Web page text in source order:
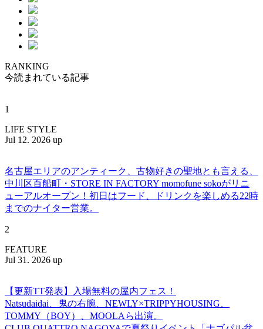
RANKING
今読まれている記事
1
LIFE STYLE
Jul 12. 2026 up
名古屋エリアのアンティーク、古物好きの聖地とも言える、
中川区百船町・STORE IN FACTORY momofune sokoがリニ
ューアルオープン！初日はフード、ドリンクを楽しめる22時
までのナイター営業。
2
FEATURE
Jul 31. 2026 up
【更新TT発表】入場無料の屋内フェス！
Natsudaidai、鬼の右腕、NEWLY×TRIPPYHOUSING、
TOMMY（BOY）、MOOLAら出演。